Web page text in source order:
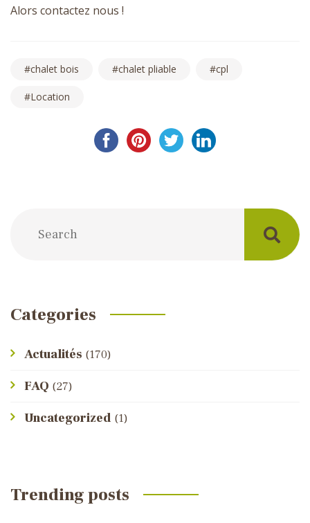
Alors contactez nous !
chalet bois chalet pliable cpl
Location
Categories
Actualités (170)
FAQ (27)
Uncategorized (1)
Trending posts